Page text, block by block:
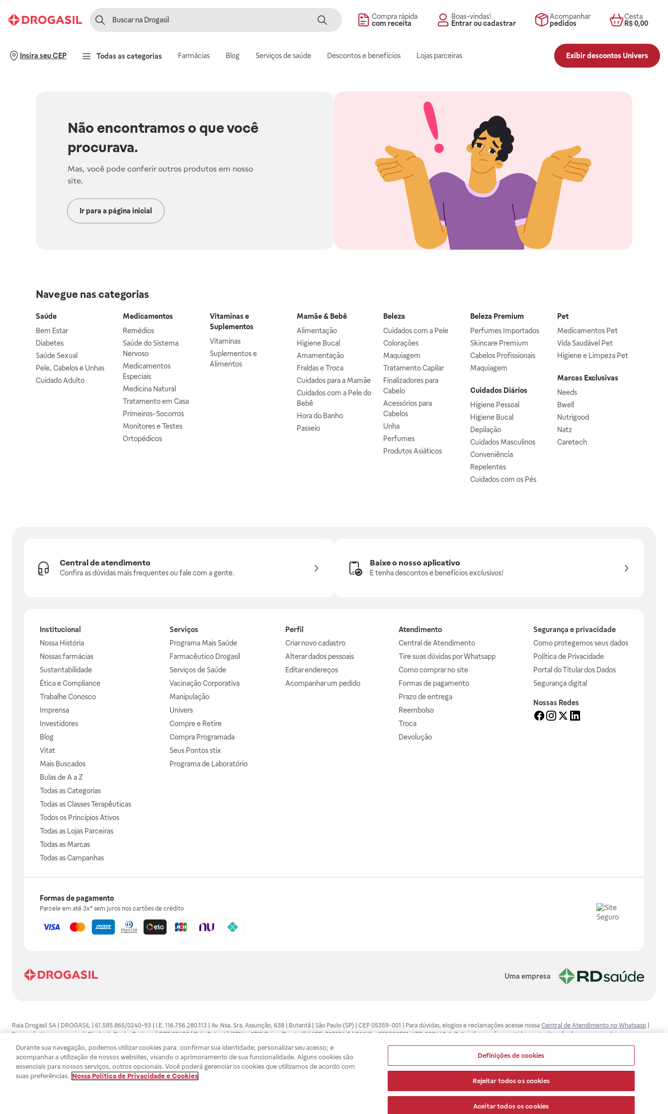
Compra rápida
com receita
Boas-vindas!
Entrar ou cadastrar
Acompanhar
pedidos
Cesta
R$ 0,00
Insira seu CEP Todas as categorias Farmácias Blog Serviços de saúde Descontos e benefícios Lojas parceiras Exibir descontos Univers
Não encontramos o que você
procurava.
Mas, você pode conferir outros produtos em nosso
site.
Ir para a página inicial
Navegue nas categorias
Saúde
Bem Estar
Diabetes
Saúde Sexual
Pele, Cabelos e Unhas
Cuidado Adulto
Medicamentos
Remédios
Saúde do Sistema
Nervoso
Medicamentos
Especiais
Medicina Natural
Tratamento em Casa
Primeiros-Socorros
Monitores e Testes
Ortopédicos
Vitaminas e
Suplementos
Vitaminas
Suplementos e
Alimentos
Mamãe & Bebê
Alimentação
Higiene Bucal
Amamentação
Fraldas e Troca
Cuidados para a Mamãe
Cuidados com a Pele do
Bebê
Hora do Banho
Passeio
Beleza
Cuidados com a Pele
Colorações
Maquiagem
Tratamento Capilar
Finalizadores para
Cabelo
Acessórios para
Cabelos
Unha
Perfumes
Produtos Asiáticos
Beleza Premium
Perfumes Importados
Skincare Premium
Cabelos Profissionais
Maquiagem
Cuidados Diários
Higiene Pessoal
Higiene Bucal
Depilação
Cuidados Masculinos
Conveniência
Repelentes
Cuidados com os Pés
Pet
Medicamentos Pet
Vida Saudável Pet
Higiene e Limpeza Pet
Marcas Exclusivas
Needs
Bwell
Nutrigood
Natz
Caretech
Central de atendimento
Confira as dúvidas mais frequentes ou fale com a gente.
Baixe o nosso aplicativo
E tenha descontos e benefícios exclusivos!
Institucional
Nossa História
Nossas farmácias
Sustentabilidade
Ética e Compliance
Trabalhe Conosco
Imprensa
Investidores
Blog
Vitat
Mais Buscados
Bulas de A a Z
Todas as Categorias
Todas as Classes Terapêuticas
Todos os Princípios Ativos
Todas as Lojas Parceiras
Todas as Marcas
Todas as Campanhas
Serviços
Programa Mais Saúde
Farmacêutico Drogasil
Serviços de Saúde
Vacinação Corporativa
Manipulação
Univers
Compre e Retire
Compra Programada
Seus Pontos stix
Programa de Laboratório
Perfil
Criar novo cadastro
Alterar dados pessoais
Editar endereços
Acompanhar um pedido
Atendimento
Central de Atendimento
Tire suas dúvidas por Whatsapp
Como comprar no site
Formas de pagamento
Prazo de entrega
Reembolso
Troca
Devolução
Segurança e privacidade
Como protegemos seus dados
Política de Privacidade
Portal do Titular dos Dados
Segurança digital
Nossas Redes
Formas de pagamento
Parcele em até 3x* sem juros nos cartões de crédito
Uma empresa
Raia Drogasil SA | DROGASIL | 61.585.865/0240-93 | I.E. 116.756.280.113 | Av. Nsa. Sra. Assunção, 638 | Butantã | São Paulo (SP) | CEP 05359-001 | Para dúvidas, elogios e reclamações acesse nossa Central de Atendimento no Whatsapp
Farmacêutico responsável: Gisele da Penha Barbosa | CRF 89453 | Polo Butantã (1714 e 1715 Raia e Drogasil) | AFE: 7.17094.5 | CMVS - 355030801-477-002443-1-7. As informações contidas neste site não devem ser usadas para
automedicação e não substituem, em hipótese alguma, as orientações dadas pelo profissional da área médica. Somente o médico está apto a diagnosticar qualquer problema de saúde e prescrever o tratamento adequado. Ao
persistirem os sintomas, um médico deverá ser consultado. Os preços e promoções divulgados no site são válidos apenas para compras feitas pela internet. Maiores esclarecimentos, consultar o site: www.anvisa.gov.br. A Raia Drogasil
SA trabalha com as tecnologias mais avançadas de proteção de dados, para que você possa realizar suas compras com tranquilidade. A privacidade e a segurança dos clientes são compromissos da Raia Drogasil SA. Todos os pedidos
efetuados estão sujeitos à confirmação da disponibilidade de produto em nosso estoque.
Durante sua navegação, podemos utilizar cookies para: confirmar sua identidade; personalizar seu acesso; e
acompanhar a utilização de nossos websites, visando o aprimoramento de sua funcionalidade. Alguns cookies são
essenciais para nossos serviços, outros opcionais. Você poderá gerenciar os cookies que utilizamos de acordo com
suas preferências. Nossa Política de Privacidade e Cookies
Definições de cookies
Rejeitar todos os cookies
Aceitar todos os cookies